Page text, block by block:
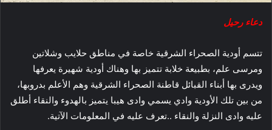
دعاء رحيل
تتسم أودية الصحراء الشرقية خاصة في مناطق حلايب وشلاتين
ومرسى علم، بطبيعة خلابة تتميز بها وهناك أودية شهيرة يعرفها
ويدرى بها أبناء القبائل قاطنة الصحراء الشرقية وهم الأعلم بدروبها،
من بين تلك الأودية وادي يسمي وادى هيبا يتميز بالهدوء والنقاء أطلق
عليه وادى النزلة والنقاء ..تعرف عليه في المعلومات الآتية.